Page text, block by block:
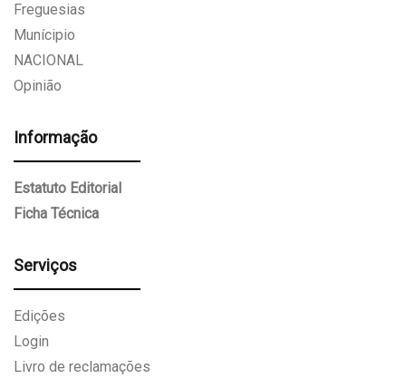
Freguesias
Munícipio
NACIONAL
Opinião
Informação
Estatuto Editorial
Ficha Técnica
Serviços
Edições
Login
Livro de reclamações